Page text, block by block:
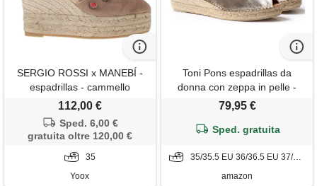
SERGIO ROSSI x MANEBÍ -
espadrillas - cammello
112,00 €
Sped. 6,00 €
gratuita oltre 120,00 €
35
Yoox
Toni Pons espadrillas da
donna con zeppa in pelle -
bernia-p - platino, 41 eu
79,95 €
Sped. gratuita
35/35.5 EU 36/36.5 EU 37/37.5 EU 38/38.5 EU 39/39.5 EU 40/40.5 EU 41/41.5 EU
amazon